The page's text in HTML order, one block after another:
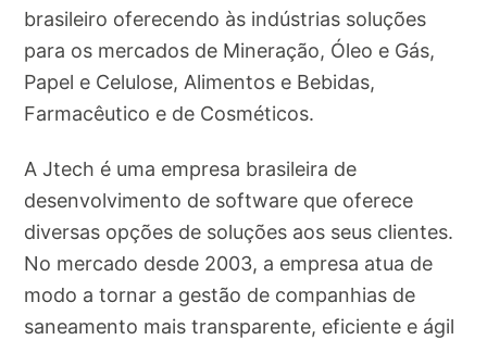
brasileiro oferecendo às indústrias soluções
para os mercados de Mineração, Óleo e Gás,
Papel e Celulose, Alimentos e Bebidas,
Farmacêutico e de Cosméticos.
A Jtech é uma empresa brasileira de
desenvolvimento de software que oferece
diversas opções de soluções aos seus clientes.
No mercado desde 2003, a empresa atua de
modo a tornar a gestão de companhias de
saneamento mais transparente, eficiente e ágil